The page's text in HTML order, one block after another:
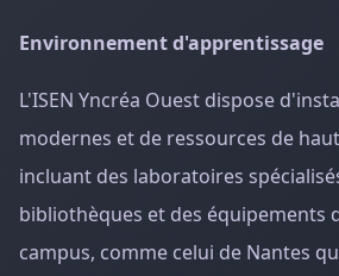
Environnement d'apprentissage
L'ISEN Yncréa Ouest dispose
modernes et de ressources de
incluant des laboratoires
bibliothèques et des équipements
campus, comme celui de Nantes